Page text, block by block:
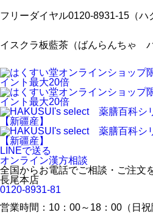
フリーダイヤル0120-8931-15（ハ
イスクラ板藍茶（ばんらんちゃ
LINEで送る
オンライン漢方相談
全国からお電話でご相談・ご注文
長尾本店
0120-8931-81
営業時間：10：00～18：00（日祝